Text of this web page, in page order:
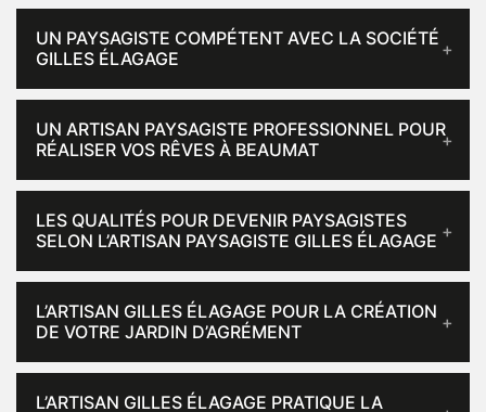
UN PAYSAGISTE COMPÉTENT AVEC LA SOCIÉTÉ
GILLES ÉLAGAGE
UN ARTISAN PAYSAGISTE PROFESSIONNEL POUR
RÉALISER VOS RÊVES À BEAUMAT
LES QUALITÉS POUR DEVENIR PAYSAGISTES
SELON L’ARTISAN PAYSAGISTE GILLES ÉLAGAGE
L’ARTISAN GILLES ÉLAGAGE POUR LA CRÉATION
DE VOTRE JARDIN D’AGRÉMENT
L’ARTISAN GILLES ÉLAGAGE PRATIQUE LA